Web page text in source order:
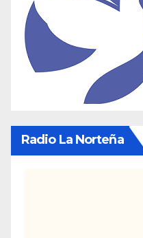
Radio La Norteña